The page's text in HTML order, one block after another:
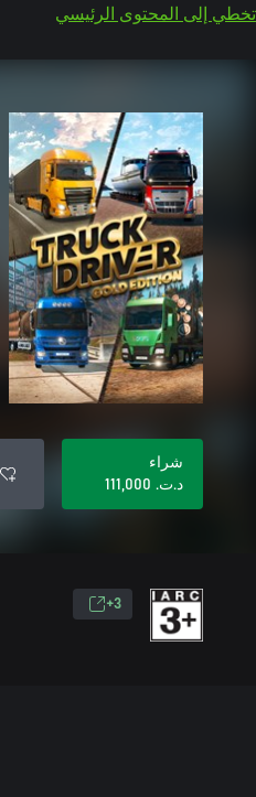
تخطي إلى المحتوى الرئيسي
شراء
د.ت.‏ 111,000
3+